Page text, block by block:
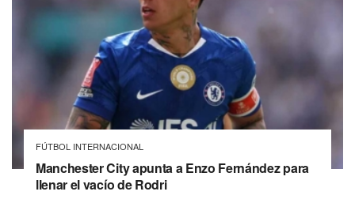
FÚTBOL INTERNACIONAL
Manchester City apunta a Enzo Fernández para
llenar el vacío de Rodri